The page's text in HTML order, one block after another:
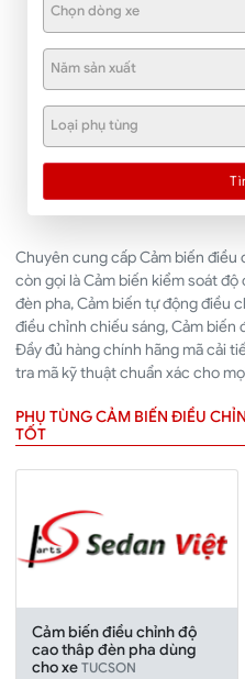
Chọn dòng xe
Năm sản xuất
Loại phụ tùng
Chuyên cung cấp Cảm biến điều
còn gọi là Cảm biến kiểm soát
đèn pha, Cảm biến tự động điều
điều chỉnh chiếu sáng, Cảm biến
Đầy đủ hàng chính hãng mã cải
tra mã kỹ thuật chuẩn xác cho
PHỤ TÙNG CẢM BIẾN ĐIỀU
TỐT
Cảm biến điều chỉnh độ
cao thâp đèn pha dùng
cho xeTUCSON